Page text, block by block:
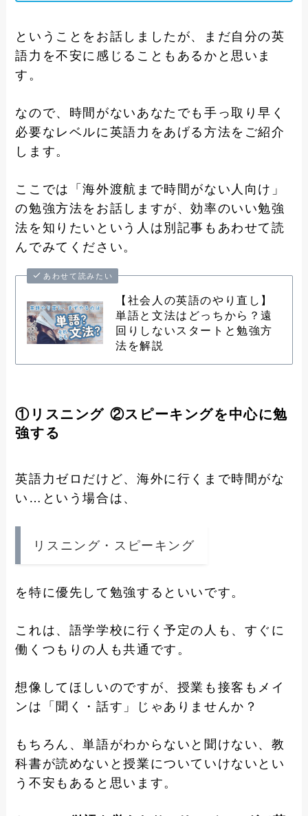
ということをお話しましたが、まだ自分の英
語力を不安に感じることもあるかと思いま
す。
なので、時間がないあなたでも手っ取り早く
必要なレベルに英語力をあげる方法をご紹介
します。
ここでは「海外渡航まで時間がない人向け」
の勉強方法をお話しますが、効率のいい勉強
法を知りたいという人は別記事もあわせて読
んでみてください。
あわせて読みたい
【社会人の英語のやり直し】
単語と文法はどっちから？遠
回りしないスタートと勉強方
法を解説
①リスニング ②スピーキングを中心に勉
強する
英語力ゼロだけど、海外に行くまで時間がな
い…という場合は、
リスニング・スピーキング
を特に優先して勉強するといいです。
これは、語学学校に行く予定の人も、すぐに
働くつもりの人も共通です。
想像してほしいのですが、授業も接客もメイ
ンは「聞く・話す」じゃありませんか？
もちろん、単語がわからないと聞けない、教
科書が読めないと授業についていけないとい
う不安もあると思います。